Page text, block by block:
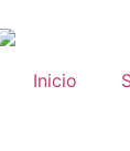
Inicio